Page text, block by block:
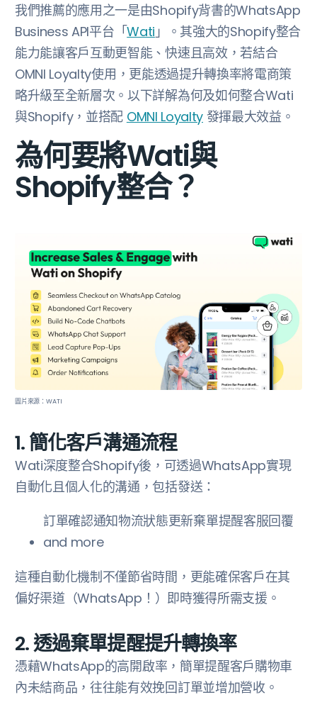
我們推薦的應用之一是由Shopify背書的WhatsApp
Business API平台「Wati 」。其強大的Shopify整合
能力能讓客戶互動更智能、快速且高效，若結合
OMNI Loyalty使用，更能透過提升轉換率將電商策
略升級至全新層次。以下詳解為何及如何整合Wati
與Shopify，並搭配 OMNI Loyalty 發揮最大效益。
為何要將Wati與
Shopify整合？
圖片來源：WATI
1. 簡化客戶溝通流程
‍Wati深度整合Shopify後，可透過WhatsApp實現
自動化且個人化的溝通，包括發送：
訂單確認通知物流狀態更新棄單提醒客服回覆
and more
這種自動化機制不僅節省時間，更能確保客戶在其
偏好渠道（WhatsApp！）即時獲得所需支援。
2. 透過棄單提醒提升轉換率
‍憑藉WhatsApp的高開啟率，簡單提醒客戶購物車
內未結商品，往往能有效挽回訂單並增加營收。